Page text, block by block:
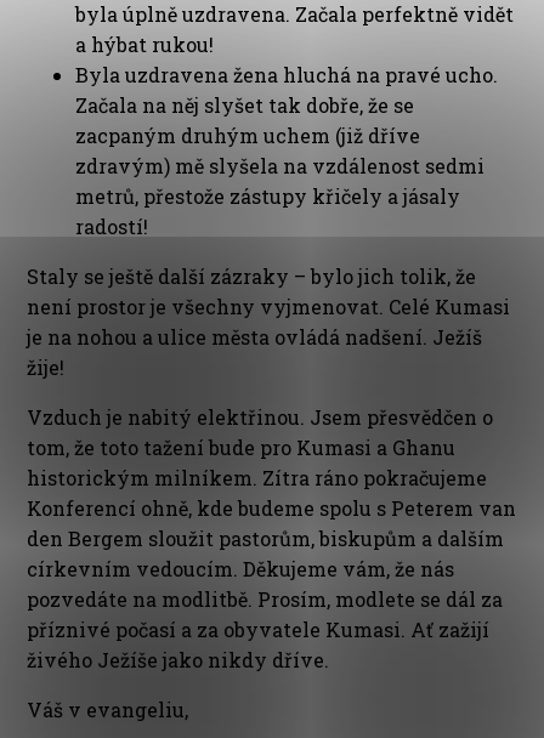
byla úplně uzdravena. Začala perfektně vidět
a hýbat rukou!
Byla uzdravena žena hluchá na pravé ucho.
Začala na něj slyšet tak dobře, že se
zacpaným druhým uchem (již dříve
zdravým) mě slyšela na vzdálenost sedmi
metrů, přestože zástupy křičely a jásaly
radostí!
Staly se ještě další zázraky – bylo jich tolik, že
není prostor je všechny vyjmenovat. Celé Kumasi
je na nohou a ulice města ovládá nadšení. Ježíš
žije!
Vzduch je nabitý elektřinou. Jsem přesvědčen o
tom, že toto tažení bude pro Kumasi a Ghanu
historickým milníkem. Zítra ráno pokračujeme
Konferencí ohně, kde budeme spolu s Peterem van
den Bergem sloužit pastorům, biskupům a dalším
církevním vedoucím. Děkujeme vám, že nás
pozvedáte na modlitbě. Prosím, modlete se dál za
příznivé počasí a za obyvatele Kumasi. Ať zažijí
živého Ježíše jako nikdy dříve.
Váš v evangeliu,